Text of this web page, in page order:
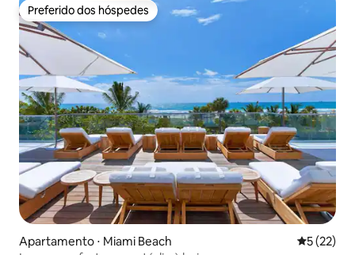
Preferido dos hóspedes
Preferido dos hóspedes
Apartamento ⋅ Miami Beach 5 de uma
5 (22)